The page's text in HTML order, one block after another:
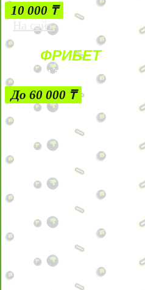
10 000 ₸
На сайт
ФРИБЕТ
ЗА ДЕПОЗИТЫ
До 60 000 ₸